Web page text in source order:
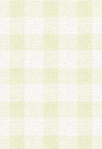
第5条 会員の登録
1.当社は、会員の
アドレス等会員個
シーポリシー
」
は、当該個人情
す。なお、これら
かじめ会員の同意
a.本サービスの実
b.本サービスに係
c.会員からの電話
d.その他これらに